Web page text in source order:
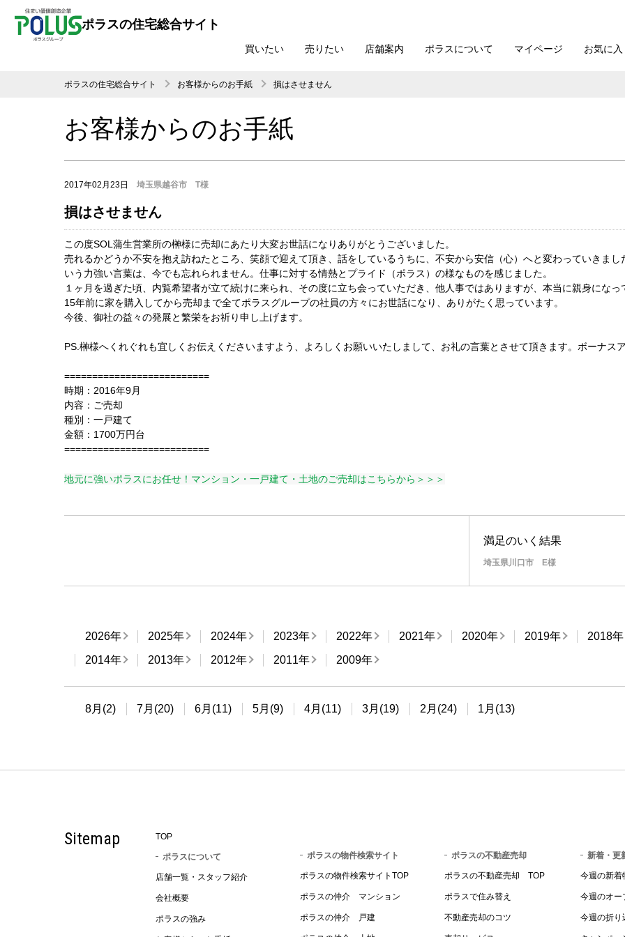
ポラスの住宅総合サイト
買いたい 売りたい 店舗案内 ポラスについて マイページ お気に入
ポラスの住宅総合サイト お客様からのお手紙 損はさせません
お客様からのお手紙
2017年02月23日 埼玉県越谷市 T様
損はさせません
この度SOL蒲生営業所の榊様に売却にあたり大変お世話になりありがとうございました。
売れるかどうか不安を抱え訪ねたところ、笑顔で迎えて頂き、話をしているうちに、不安から安信（心）へと変わっていきま
いう力強い言葉は、今でも忘れられません。仕事に対する情熱とプライド（ポラス）の様なものを感じました。
１ヶ月を過ぎた頃、内覧希望者が立て続けに来られ、その度に立ち会っていただき、他人事ではありますが、本当に親身になっ
15年前に家を購入してから売却まで全てポラスグループの社員の方々にお世話になり、ありがたく思っています。
今後、御社の益々の発展と繁栄をお祈り申し上げます。
PS.榊様へくれぐれも宜しくお伝えくださいますよう、よろしくお願いいたしまして、お礼の言葉とさせて頂きます。ボーナス
==========================
時期：2016年9月
内容：ご売却
種別：一戸建て
金額：1700万円台
==========================
地元に強いポラスにお任せ！マンション・一戸建て・土地のご売却はこちらから＞＞＞
満足のいく結果
埼玉県川口市 E様
2026年 2025年 2024年 2023年 2022年 2021年 2020年 2019年 2018年
2014年
2013年 2012年 2011年 2009年
8月(2) 7月(20) 6月(11) 5月(9) 4月(11) 3月(19) 2月(24) 1月(13)
Sitemap TOP
ポラスについて
店舗一覧・スタッフ紹介
会社概要
ポラスの強み
ポラスの物件検索サイト
ポラスの物件検索サイトTOP
ポラスの仲介 マンション
ポラスの仲介 戸建
ポラスの不動産売却
ポラスの不動産売却 TOP
ポラスで住み替え
不動産売却のコツ
新着・更
今週の新着
今週のオー
今週の折り